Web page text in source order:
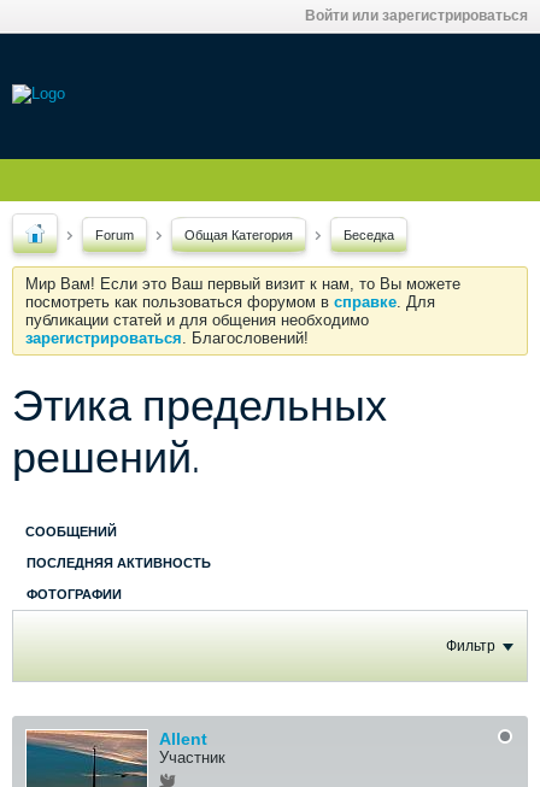
Войти или зарегистрироваться
Forum Общая Категория Беседка
Мир Вам! Если это Ваш первый визит к нам, то Вы можете
посмотреть как пользоваться форумом в справке. Для
публикации статей и для общения необходимо
зарегистрироваться. Благословений!
Этика предельных
решений.
СООБЩЕНИЙ
ПОСЛЕДНЯЯ АКТИВНОСТЬ
ФОТОГРАФИИ
Фильтр
Allent
Участник